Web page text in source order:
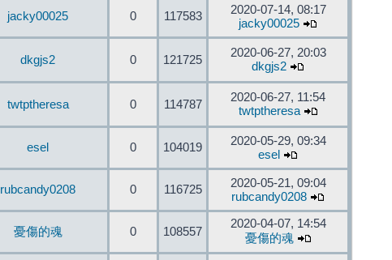
jacky00025 0 117583
2020-07-14, 08:17
jacky00025
dkgjs2 0 121725
2020-06-27, 20:03
dkgjs2
twtptheresa 0 114787
2020-06-27, 11:54
twtptheresa
esel 0 104019
2020-05-29, 09:34
esel
rubcandy0208 0 116725
2020-05-21, 09:04
rubcandy0208
憂傷的魂 0 108557
2020-04-07, 14:54
憂傷的魂